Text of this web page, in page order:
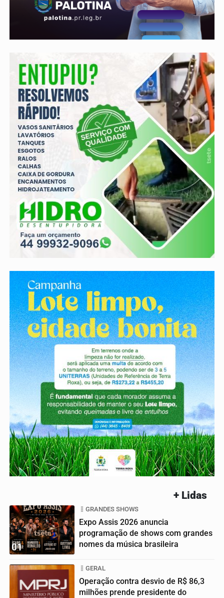
+ Lidas
01
GRANDES SHOWS
Expo Assis 2026 anuncia
programação de shows com grandes
nomes da música brasileira
GERAL
Operação contra desvio de R$ 86,3
milhões prende presidente do